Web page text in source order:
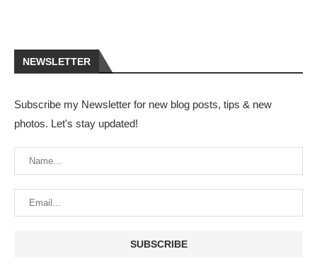
NEWSLETTER
Subscribe my Newsletter for new blog posts, tips & new
photos. Let's stay updated!